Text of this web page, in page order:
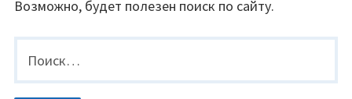
Возможно, будет полезен поиск по сайту.
Найти: